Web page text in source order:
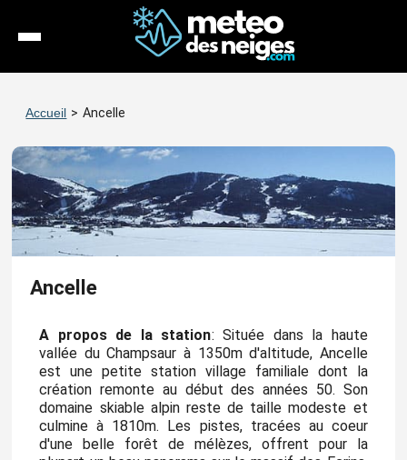
Stations
Webcams
Accueil > Ancelle
Ancelle
A propos de la station: Située dans la haute
vallée du Champsaur à 1350m d'altitude, Ancelle
est une petite station village familiale dont la
création remonte au début des années 50. Son
domaine skiable alpin reste de taille modeste et
culmine à 1810m. Les pistes, tracées au coeur
d'une belle forêt de mélèzes, offrent pour la